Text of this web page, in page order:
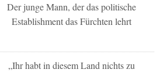
Der junge Mann, der das politische
Establishment das Fürchten lehrt
„Ihr habt in diesem Land nichts zu